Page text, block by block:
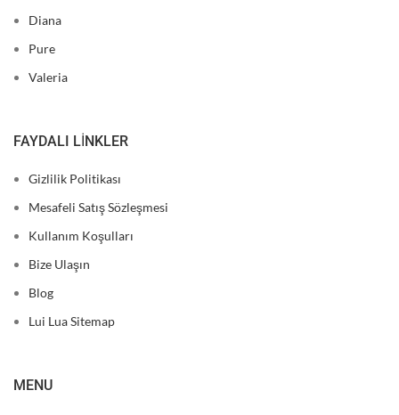
Diana
Pure
Valeria
FAYDALI LINKLER
Gizlilik Politikası
Mesafeli Satış Sözleşmesi
Kullanım Koşulları
Bize Ulaşın
Blog
Lui Lua Sitemap
MENU